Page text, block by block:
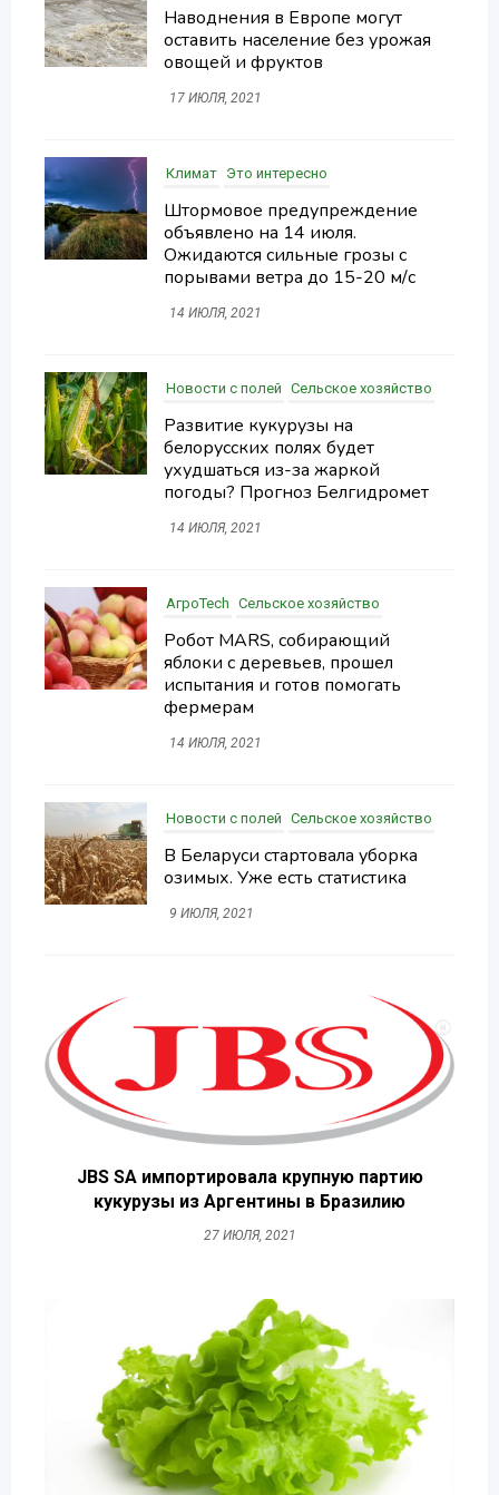
Наводнения в Европе могут
оставить население без урожая
овощей и фруктов
17 ИЮЛЯ, 2021
Климат Это интересно
Штормовое предупреждение
объявлено на 14 июля.
Ожидаются сильные грозы с
порывами ветра до 15-20 м/с
14 ИЮЛЯ, 2021
Новости с полей Сельское хозяйство
Развитие кукурузы на
белорусских полях будет
ухудшаться из-за жаркой
погоды? Прогноз Белгидромет
14 ИЮЛЯ, 2021
АгроTech Сельское хозяйство
Робот MARS, собирающий
яблоки с деревьев, прошел
испытания и готов помогать
фермерам
14 ИЮЛЯ, 2021
Новости с полей Сельское хозяйство
В Беларуси стартовала уборка
озимых. Уже есть статистика
9 ИЮЛЯ, 2021
JBS SA импортировала крупную партию
кукурузы из Аргентины в Бразилию
27 ИЮЛЯ, 2021